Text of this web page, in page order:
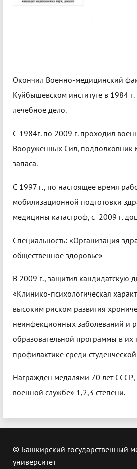
Окончил Военно-медицинский
Куйбышевском институте в 1984
лечебное дело.
С 1984г. по 2009 г. проходил
Вооруженных Сил, подполковник
запаса.
С 1997 г., по настоящее время
мобилизационной подготовки
медицины катастроф, с 2009 г.
Специальность: «Организация
общественное здоровье»
В 2009 г., защитил кандидатскую
«Клинико-психологическая
высоким риском развития
неинфекционных заболеваний и
образовательной программы в их
профилактике среди
Награжден медалями 70 лет СССР,
военной службе» 1,2,3 степени.
© Башкирский государственный
университет